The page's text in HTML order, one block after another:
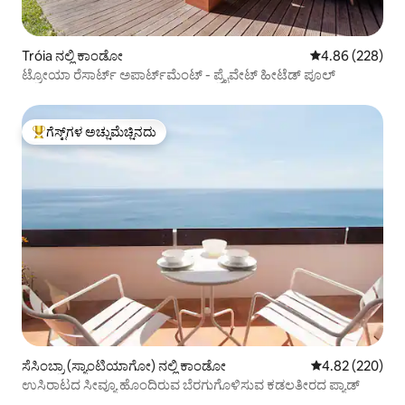
Tróia ನಲ್ಲಿ ಕಾಂಡೋ 5 ರಲ್ಲಿ 4.86
4.86 (228)
ಟ್ರೋಯಾ ರೆಸಾರ್ಟ್ ಅಪಾರ್ಟ್‌ಮೆಂಟ್ - ಪ್ರೈವೇಟ್ ಹೀಟೆಡ್ ಪೂಲ್
ಗೆಸ್ಟ್‌ಗಳಿಗೆ ಅತಿ ಹೆಚ್ಚು ಅಚ್ಚುಮೆಚ್ಚಿನದು
ಗೆಸ್ಟ್‌ಗಳ ಅಚ್ಚುಮೆಚ್ಚಿನದು
ಸೆಸಿಂಬ್ರಾ (ಸ್ಯಾಂಟಿಯಾಗೋ) ನಲ್ಲಿ ಕಾಂಡೋ 5 ರಲ್ಲಿ 4.82
4.82 (220)
ಉಸಿರಾಟದ ಸೀವ್ಯೂ ಹೊಂದಿರುವ ಬೆರಗುಗೊಳಿಸುವ ಕಡಲತೀರದ ಪ್ಯಾಡ್